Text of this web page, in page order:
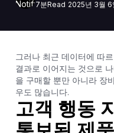
7분Read 2025년 3월 6
그러나 최근 데이터에 따
결과로 이어지는 것으로
을 구매할 뿐만 아니라 장
우도 많습니다.
고객 행동